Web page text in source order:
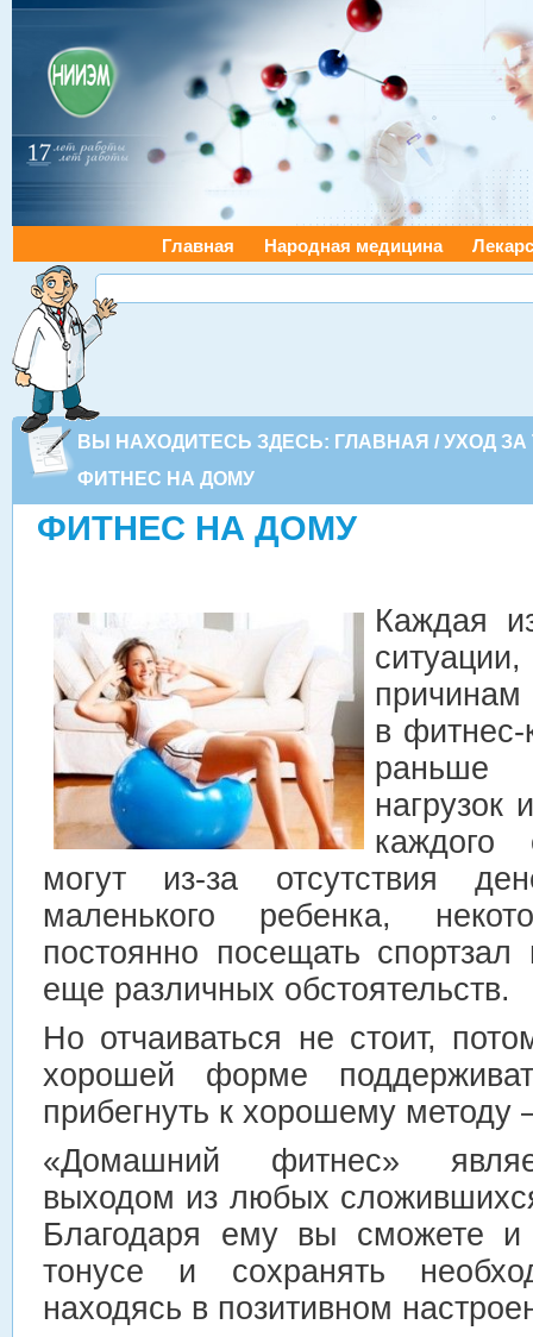
Главная Народная медицина
ВЫ НАХОДИТЕСЬ ЗДЕСЬ: ГЛАВНАЯ / УХОД
ФИТНЕС НА ДОМУ
ФИТНЕС НА ДОМУ
Каждая
причинам
в фитнес-
раньше
нагрузок
каждого
могут из-за отсутствия
маленького ребенка,
постоянно посещать
еще различных обстоятельств.
Но отчаиваться не стоит,
хорошей форме
прибегнуть к хорошему
«Домашний фитнес»
выходом из любых
Благодаря ему вы сможете
тонусе и сохранять
находясь в позитивном